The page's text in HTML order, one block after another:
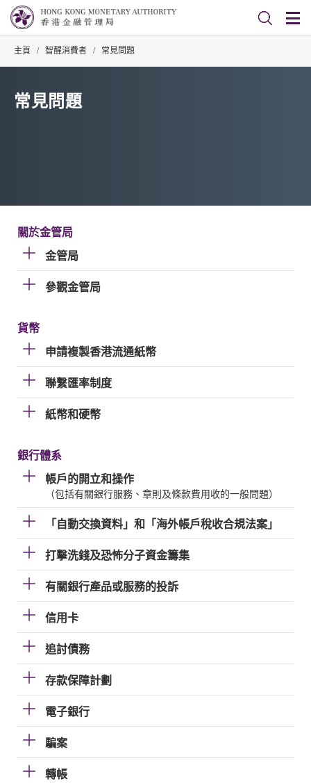
主頁 / 智醒消費者 / 常見問題
常見問題
關於金管局
金管局
參觀金管局
貨幣
申請複製香港流通紙幣
聯繫匯率制度
紙幣和硬幣
銀行體系
帳戶的開立和操作
（包括有關銀行服務、章則及條款費用收的一般問題）
「自動交換資料」和「海外帳戶稅收合規法案」
打擊洗錢及恐怖分子資金籌集
有關銀行產品或服務的投訴
信用卡
追討債務
存款保障計劃
電子銀行
騙案
轉帳